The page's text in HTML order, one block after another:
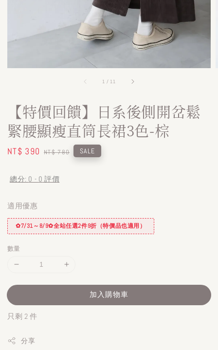
1 / 11
【特價回饋】日系後側開岔鬆
緊腰顯瘦直筒長裙3色-棕
Sale
NT$ 390 Regular
NT$ 780 SALE
總分: 0 - 0 評價
適用優惠
✿7/31～8/9✿全站任選2件9折（特價品也適用）
數量
加入購物車
只剩 2 件
分享